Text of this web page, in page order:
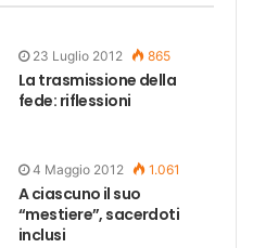
23 Luglio 2012 865
La trasmissione della
fede: riflessioni
4 Maggio 2012 1.061
A ciascuno il suo
“mestiere”, sacerdoti
inclusi